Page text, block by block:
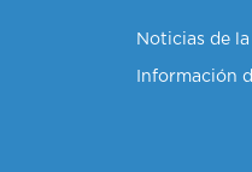
Noticias de
Información